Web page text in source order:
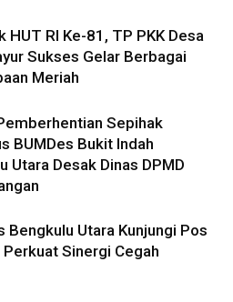
HUT RI Ke-81, TP PKK Desa
Sukses Gelar Berbagai
Meriah
Sepihak
BUMDes Bukit Indah
Utara Desak Dinas DPMD
Bengkulu Utara Kunjungi Pos
Perkuat Sinergi Cegah